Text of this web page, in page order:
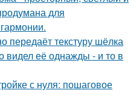
для
передаёт текстуру шёлка
видел её однажды - и то в
с нуля: пошаговое